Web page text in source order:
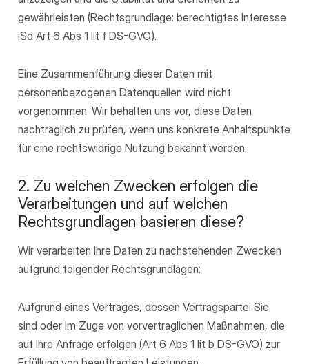
gewährleisten (Rechtsgrundlage: berechtigtes Interesse
iSd Art 6 Abs 1 lit f DS-GVO).
Eine Zusammenführung dieser Daten mit
personenbezogenen Datenquellen wird nicht
vorgenommen. Wir behalten uns vor, diese Daten
nachträglich zu prüfen, wenn uns konkrete Anhaltspunkte
für eine rechtswidrige Nutzung bekannt werden.
2. Zu welchen Zwecken erfolgen die
Verarbeitungen und auf welchen
Rechtsgrundlagen basieren diese?
Wir verarbeiten Ihre Daten zu nachstehenden Zwecken
aufgrund folgender Rechtsgrundlagen:
Aufgrund eines Vertrages, dessen Vertragspartei Sie
sind oder im Zuge von vorvertraglichen Maßnahmen, die
auf Ihre Anfrage erfolgen (Art 6 Abs 1 lit b DS-GVO) zur